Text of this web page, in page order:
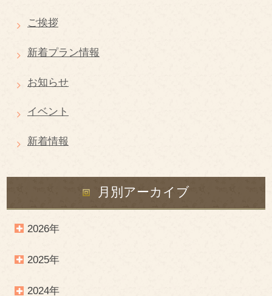
ご挨拶
新着プラン情報
お知らせ
イベント
新着情報
月別アーカイブ
2026年
2025年
2024年